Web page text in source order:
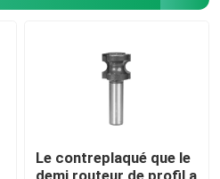
Le contreplaqué que le